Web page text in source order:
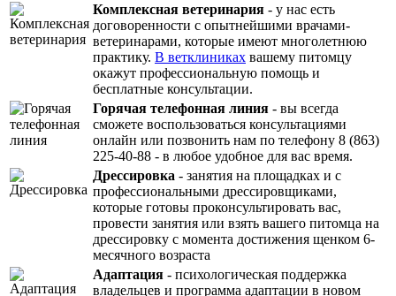
Комплексная ветеринария - у нас есть
договоренности с опытнейшими врачами-
ветеринарами, которые имеют многолетнюю
практику. В ветклиниках вашему питомцу
окажут профессиональную помощь и
бесплатные консультации.
Горячая телефонная линия - вы всегда
сможете воспользоваться консультациями
онлайн или позвонить нам по телефону 8 (863)
225-40-88 - в любое удобное для вас время.
Дрессировка - занятия на площадках и с
профессиональными дрессировщиками,
которые готовы проконсультировать вас,
провести занятия или взять вашего питомца на
дрессировку с момента достижения щенком 6-
месячного возраста
Адаптация - психологическая поддержка
владельцев и программа адаптации в новом